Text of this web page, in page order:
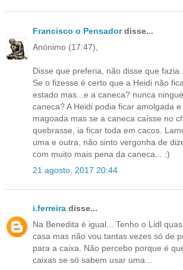
Francisco o Pensadordisse...
Anónimo (17:47),
Disse que preferia, não disse que fazia.
Se o fizesse é certo que a Heidi não
estado mas...e a caneca? nunca
caneca? A Heidi podia ficar amolgada
magoada mas se a caneca caísse no
quebrasse, ia ficar toda em cacos.
uma e outra, não sinto vergonha de
com muito mais pena da caneca... :)
21 agosto, 2017 20:44
i.ferreira disse...
Na Benedita é igual... Tenho o Lidl
casa mas não vou tantas vezes só de
para a caixa. Não percebo porque é
caixas se só sabem usar uma...